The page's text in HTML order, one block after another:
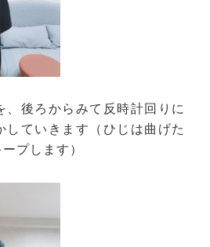
、後ろからみて反時計回りに
していきます（ひじは曲げた
プします）